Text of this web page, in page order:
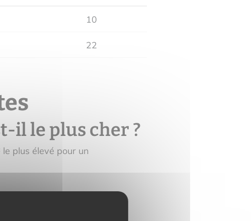
10
22
il le plus cher ?
plus élevé pour un
plus abordable